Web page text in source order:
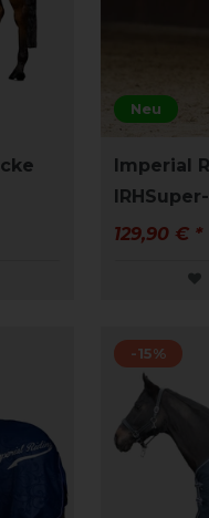
Neu
Imperial
129,90 € *
-15%